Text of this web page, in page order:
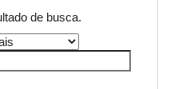
de busca.